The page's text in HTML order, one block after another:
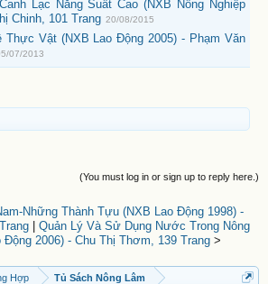
Lạc Năng Suất Cao (NXB Nông Nghiệp
Chinh, 101 Trang 20/08/2015
Thực Vật (NXB Lao Động 2005) - Phạm Văn
07/2013
(You must log in or sign up to reply here.)
Những Thành Tựu (NXB Lao Động 1998) -
Quản Lý Và Sử Dụng Nước Trong Nông
Động 2006) - Chu Thị Thơm, 139 Trang >
Hợp Tủ Sách Nông Lâm